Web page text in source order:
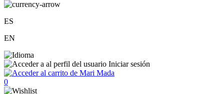
ES
EN
Iniciar sesión
0